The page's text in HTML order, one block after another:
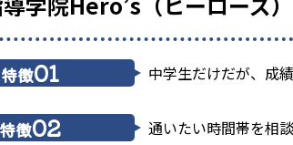
特徴01 中学生だけだが、成
特徴02 通いたい時間帯を相